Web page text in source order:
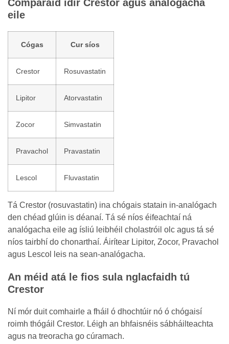
Comparáid idir Crestor agus analógacha
eile
Cógas Cur síos
Crestor Rosuvastatin
Lipitor Atorvastatin
Zocor Simvastatin
Pravachol Pravastatin
Lescol Fluvastatin
Tá Crestor (rosuvastatin) ina chógais statain in-analógach
den chéad glúin is déanaí. Tá sé níos éifeachtaí ná
analógacha eile ag ísliú leibhéil cholastróil olc agus tá sé
níos tairbhí do chonarthaí. Áirítear Lipitor, Zocor, Pravachol
agus Lescol leis na sean-analógacha.
An méid atá le fios sula nglacfaidh tú
Crestor
Ní mór duit comhairle a fháil ó dhochtúir nó ó chógaisí
roimh thógáil Crestor. Léigh an bhfaisnéis sábháilteachta
agus na treoracha go cúramach.